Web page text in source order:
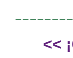
<<